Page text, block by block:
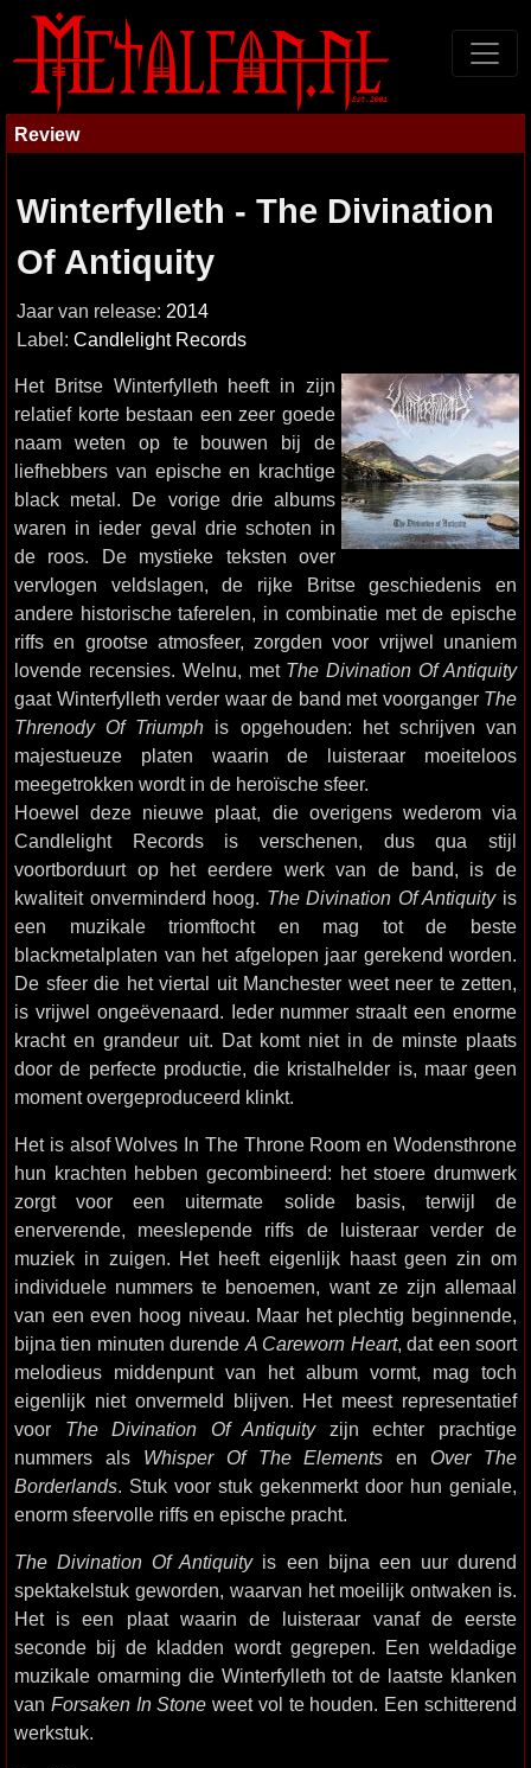
Review
Winterfylleth - The Divination
Of Antiquity
Jaar van release: 2014
Label: Candlelight Records
Het Britse Winterfylleth heeft in zijn
relatief korte bestaan een zeer goede
naam weten op te bouwen bij de
liefhebbers van epische en krachtige
black metal. De vorige drie albums
waren in ieder geval drie schoten in
de roos. De mystieke teksten over
vervlogen veldslagen, de rijke Britse geschiedenis en
andere historische taferelen, in combinatie met de epische
riffs en grootse atmosfeer, zorgden voor vrijwel unaniem
lovende recensies. Welnu, met The Divination Of Antiquity
gaat Winterfylleth verder waar de band met voorganger The
Threnody Of Triumph is opgehouden: het schrijven van
majestueuze platen waarin de luisteraar moeiteloos
meegetrokken wordt in de heroïsche sfeer.
Hoewel deze nieuwe plaat, die overigens wederom via
Candlelight Records is verschenen, dus qua stijl
voortborduurt op het eerdere werk van de band, is de
kwaliteit onverminderd hoog. The Divination Of Antiquityis
een muzikale triomftocht en mag tot de beste
blackmetalplaten van het afgelopen jaar gerekend worden.
De sfeer die het viertal uit Manchester weet neer te zetten,
is vrijwel ongeëvenaard. Ieder nummer straalt een enorme
kracht en grandeur uit. Dat komt niet in de minste plaats
door de perfecte productie, die kristalhelder is, maar geen
moment overgeproduceerd klinkt.
Het is alsof Wolves In The Throne Room en Wodensthrone
hun krachten hebben gecombineerd: het stoere drumwerk
zorgt voor een uitermate solide basis, terwijl de
enerverende, meeslepende riffs de luisteraar verder de
muziek in zuigen. Het heeft eigenlijk haast geen zin om
individuele nummers te benoemen, want ze zijn allemaal
van een even hoog niveau. Maar het plechtig beginnende,
bijna tien minuten durende A Careworn Heart, dat een soort
melodieus middenpunt van het album vormt, mag toch
eigenlijk niet onvermeld blijven. Het meest representatief
voor The Divination Of Antiquityzijn echter prachtige
nummers als Whisper Of The Elements en Over The
Borderlands. Stuk voor stuk gekenmerkt door hun geniale,
enorm sfeervolle riffs en epische pracht.
The Divination Of Antiquityis een bijna een uur durend
spektakelstuk geworden, waarvan het moeilijk ontwaken is.
Het is een plaat waarin de luisteraar vanaf de eerste
seconde bij de kladden wordt gegrepen. Een weldadige
muzikale omarming die Winterfylleth tot de laatste klanken
van Forsaken In Stone weet vol te houden. Een schitterend
werkstuk.